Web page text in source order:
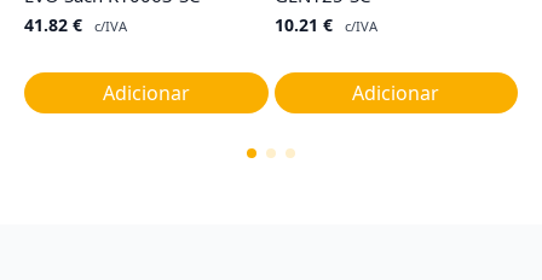
41.82 € c/IVA
Adicionar
10.21 € c/IVA
Adicionar